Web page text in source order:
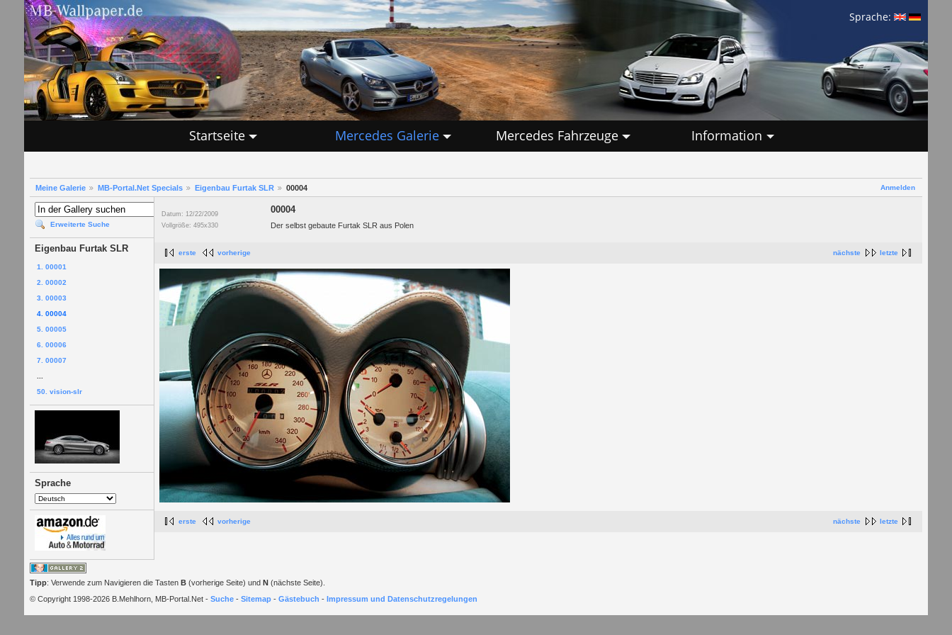
Sprache:
Startseite Mercedes Galerie Mercedes Fahrzeuge Information
Anmelden
Meine Galerie MB-Portal.Net Specials Eigenbau Furtak SLR 00004
Erweiterte Suche
Eigenbau Furtak SLR
1. 00001
2. 00002
3. 00003
4. 00004
5. 00005
6. 00006
7. 00007
50. vision-slr
Sprache
Datum: 12/22/2009
Vollgröße: 495x330
00004
Der selbst gebaute Furtak SLR aus Polen
nächste letzte
erste vorherige
nächste letzte
erste vorherige
Tipp: Verwende zum Navigieren die Tasten B(vorherige Seite) und N(nächste Seite).
© Copyright 1998-2026 B.Mehlhorn, MB-Portal.Net - Suche- Sitemap- Gästebuch - Impressum und Datenschutzregelungen